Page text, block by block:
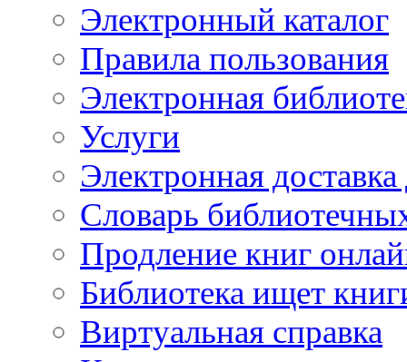
Электронный каталог
Правила пользования
Электронная
Услуги
Электронная
Словарь
Продление книг
Библиотека ищет
Виртуальная справка